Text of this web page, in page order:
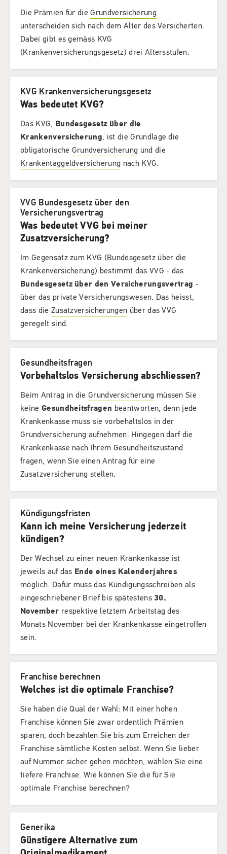
Die Prämien für dieGrundversicherung
unterscheiden sich nach dem Alter des Versicherten.
Dabei gibt es gemäss KVG
(Krankenversicherungsgesetz) drei Altersstufen.
KVG Krankenversicherungsgesetz
Was bedeutet KVG?
Das KVG, Bundesgesetz über die
Krankenversicherung, ist die Grundlage die
obligatorische Grundversicherung und die
Krankentaggeldversicherung nach KVG.
VVG Bundesgesetz über den
Versicherungsvertrag
Was bedeutet VVG bei meiner
Zusatzversicherung?
Im Gegensatz zum KVG (Bundesgesetz über die
Krankenversicherung) bestimmt das VVG - das
Bundesgesetz über den Versicherungsvertrag -
über das private Versicherungswesen. Das heisst,
dass die Zusatzversicherungen über das VVG
geregelt sind.
Gesundheitsfragen
Vorbehaltslos Versicherung abschliessen?
Beim Antrag in dieGrundversicherung müssen Sie
keine Gesundheitsfragen beantworten, denn jede
Krankenkasse muss sie vorbehaltslos in der
Grundversicherung aufnehmen. Hingegen darf die
Krankenkasse nach Ihrem Gesundheitszustand
fragen, wenn Sie einen Antrag für eine
Zusatzversicherung stellen.
Kündigungsfristen
Kann ich meine Versicherung jederzeit
kündigen?
Der Wechsel zu einer neuen Krankenkasse ist
jeweils auf das Ende eines Kalenderjahres
möglich. Dafür muss das Kündigungsschreiben als
eingeschriebener Brief bis spätestens 30.
November respektive letztem Arbeitstag des
Monats November bei der Krankenkasse eingetroffen
sein.
Franchise berechnen
Welches ist die optimale Franchise?
Sie haben die Qual der Wahl: Mit einer hohen
Franchise können Sie zwar ordentlich Prämien
sparen, doch bezahlen Sie bis zum Erreichen der
Franchise sämtliche Kosten selbst. Wenn Sie lieber
auf Nummer sicher gehen möchten, wählen Sie eine
tiefere Franchise. Wie können Sie die für Sie
optimale Franchise berechnen?
Generika
Günstigere Alternative zum